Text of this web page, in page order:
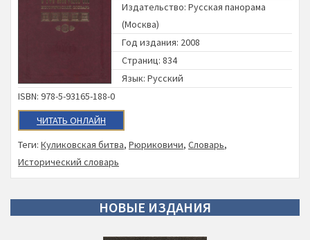
Издательство: Русская панорама
(Москва)
Год издания: 2008
Страниц: 834
Язык: Русский
ISBN: 978-5-93165-188-0
ЧИТАТЬ ОНЛАЙН
Теги: Куликовская битва, Рюриковичи, Словарь,
Исторический словарь
НОВЫЕ ИЗДАНИЯ